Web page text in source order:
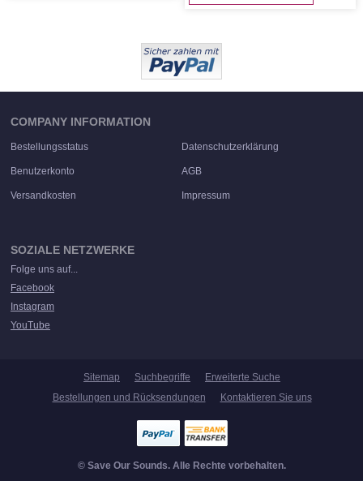
COMPANY INFORMATION
Bestellungsstatus Datenschutzerklärung
Benutzerkonto AGB
Versandkosten Impressum
SOZIALE NETZWERKE
Folge uns auf...
Facebook
Instagram
YouTube
Sitemap Suchbegriffe
Erweiterte Suche
Bestellungen und Rücksendungen
Kontaktieren Sie uns
© Save Our Sounds. Alle Rechte vorbehalten.